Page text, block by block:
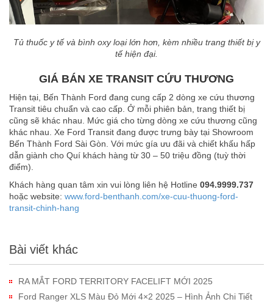
Tủ thuốc y tế và bình oxy loại lớn hơn, kèm nhiều trang thiết bị y
tế hiện đại.
GIÁ BÁN XE TRANSIT CỨU THƯƠNG
Hiện tại, Bến Thành Ford đang cung cấp 2 dòng xe cứu thương
Transit tiêu chuẩn và cao cấp. Ở mỗi phiên bản, trang thiết bị
cũng sẽ khác nhau. Mức giá cho từng dòng xe cứu thương cũng
khác nhau. Xe Ford Transit đang được trưng bày tại Showroom
Bến Thành Ford Sài Gòn. Với mức gía ưu đãi và chiết khấu hấp
dẫn giành cho Quí khách hàng từ 30 – 50 triệu đồng (tuỳ thời
điểm).
Khách hàng quan tâm xin vui lòng liên hệ Hotline 094.9999.737
hoặc website: www.ford-benthanh.com/xe-cuu-thuong-ford-
transit-chinh-hang
Bài viết khác
RA MẮT FORD TERRITORY FACELIFT MỚI 2025
Ford Ranger XLS Màu Đỏ Mới 4×2 2025 – Hình Ảnh Chi Tiết